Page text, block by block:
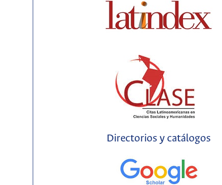
Directorios y catálogos